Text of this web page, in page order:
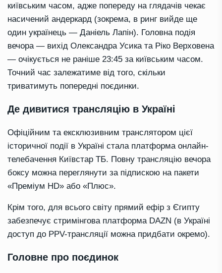
київським часом, адже попереду на глядачів чекає
насичений андеркард (зокрема, в ринг вийде ще
один українець — Даніель Лапін). Головна подія
вечора — вихід Олександра Усика та Ріко Верховена
— очікується не раніше 23:45 за київським часом.
Точний час залежатиме від того, скільки
триватимуть попередні поєдинки.
Де дивитися трансляцію в Україні
Офіційним та ексклюзивним транслятором цієї
історичної події в Україні стала платформа онлайн-
телебачення Київстар ТБ. Повну трансляцію вечора
боксу можна переглянути за підпискою на пакети
«Преміум HD» або «Плюс».
Крім того, для всього світу прямий ефір з Єгипту
забезпечує стримінгова платформа DAZN (в Україні
доступ до PPV-трансляції можна придбати окремо).
Головне про поєдинок